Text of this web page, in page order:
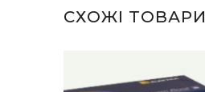
СХОЖІ ТОВАРИ